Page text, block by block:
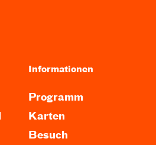
Informationen
Programm
Karten
Besuch